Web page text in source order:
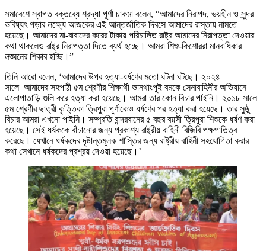
সমাবেশে স্বাগত বক্তব্যে শ্রদ্ধা পূর্ণা চাকমা বলেন, “আমাদের নিরাপদ, ভয়হীন ও সুন্দর
ভবিষ্যৎ গড়ার লক্ষ্যে আজকের এই আন্তর্জাতিক দিবসে আমাদের রাস্তায় নামতে
হয়েছে। আমাদের মা-বাবাদের করের টাকায় পরিচালিত রাষ্ট্র আমাদের নিরাপত্তা দেওয়ার
কথা থাকলেও রাষ্ট্র নিরাপত্তা দিতে ব্যর্থ হচ্ছে। আমরা শিশু-কিশোররা মানবাধিকার
লঙ্ঘনের শিকার হচ্ছি।”
তিনি আরো বলেন, ‘আমাদের উপর হত্যা-ধর্ষণের মতো ঘটনা ঘটছে। ২০২৪
সালে আমাদের সহপাঠী ৫ম শ্রেণীর শিক্ষার্থী ভানথাংপুই বমকে সেনাবাহিনীর অভিযানে
এলোপাতাড়ি গুলি করে হত্যা করা হয়েছে। আমরা তার কোন বিচার পাইনি। ২০১৮ সালে
৫ম শ্রেণীর ছাত্রী কৃত্তিকা ত্রিপুরা পূর্ণাকেও ধর্ষণের পর হত্যা করা হয়েছে। তার সুষ্ঠু
বিচার আমরা এখনো পাইনি। সম্প্রতি বান্দরবানের ৫ বছর বয়সী ত্রিপুরা শিশুকে ধর্ষণ করা
হয়েছে। সেই ধর্ষককে বাঁচানোর জন্য প্রকাশ্য রাষ্ট্রীয় বাহিনী বিজিবি পক্ষপাতিত্ব
করেছে। যেখানে ধর্ষকদের দৃষ্টান্তমূলক শাস্তির জন্য রাষ্ট্রীয় বাহিনী সহযোগিতা করার
কথা সেখানে ধর্ষকদের প্রশ্রয় দেওয়া হয়েছে।’